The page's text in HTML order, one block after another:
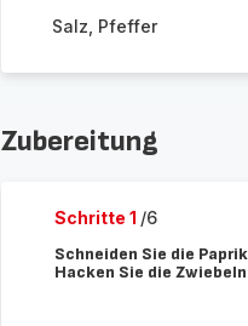
Salz, Pfeffer
Zubereitung
Schritte 1 /6
Schneiden Sie die
Hacken Sie die